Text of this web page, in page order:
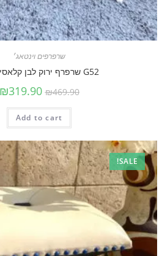
שרפרפים וינטאג׳
G52 שרפרף ירוק לבן קלאסי כובש
₪469.90
₪319.90
Add to cart
SALE!